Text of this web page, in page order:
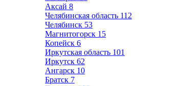
Аксай 8
Челябинская область 112
Челябинск 53
Магнитогорск 15
Копейск 6
Иркутская область 101
Иркутск 62
Ангарск 10
Братск 7